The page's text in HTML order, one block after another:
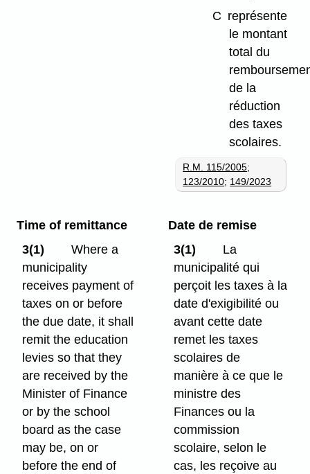
C représente
le montant
total du
de la
réduction
des taxes
scolaires.
R.M. 115/2005;
123/2010; 149/2023
Time of remittance
3(1)
Where a
municipality
receives payment of
taxes on or before
the due date, it shall
remit the education
levies so that they
are received by the
Minister of Finance
or by the school
board as the case
may be, on or
before the end of
Date de remise
3(1)
La
municipalité qui
perçoit les taxes à la
date d'exigibilité ou
avant cette date
remet les taxes
scolaires de
manière à ce que le
ministre des
Finances ou la
commission
scolaire, selon le
cas, les reçoive au